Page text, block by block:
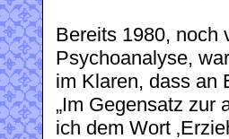
Bereits 1980, noch
Psychoanalyse,
im Klaren, dass an
„Im Gegensatz zur
ich dem Wort